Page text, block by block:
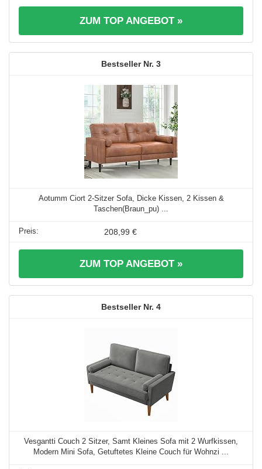
ZUM TOP ANGEBOT »
3
Aotumm Ciort 2-Sitzer Sofa, Dicke Kissen, 2 Kissen &
Taschen(Braun_pu) ...
208,99 €
ZUM TOP ANGEBOT »
4
Vesgantti Couch 2 Sitzer, Samt Kleines Sofa mit 2 Wurfkissen,
Modern Mini Sofa, Getuftetes Kleine Couch für Wohnzi ...